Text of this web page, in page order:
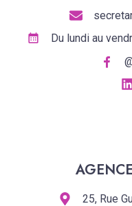
Du lundi au
25, Rue